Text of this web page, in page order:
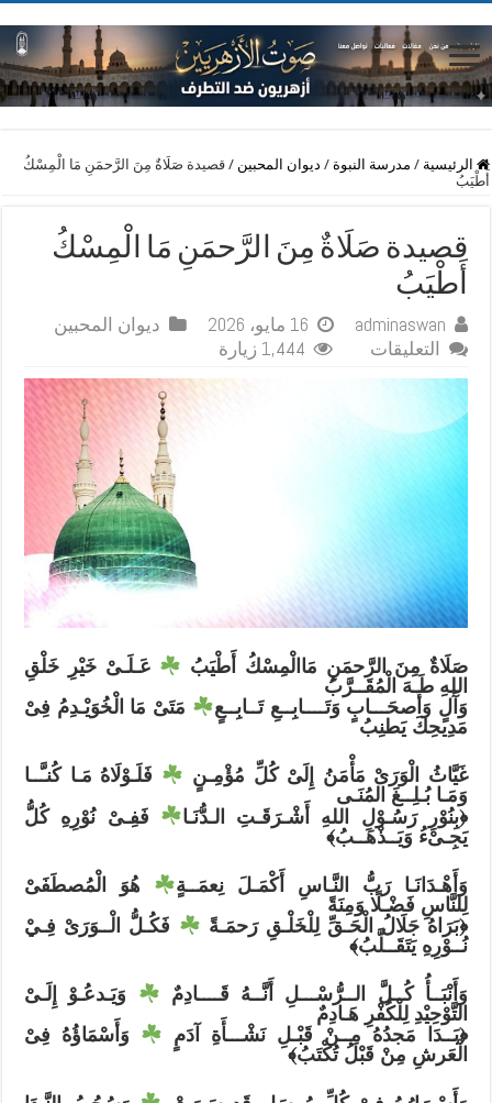
الرئيسية / مدرسة النبوة / ديوان المحبين / قصيدة صَلَاةٌ مِنَ الرَّحمَنِ مَا الْمِسْكُ
أَطْيَبُ
قصيدة صَلَاةٌ مِنَ الرَّحمَنِ مَا الْمِسْكُ
أَطْيَبُ
adminaswan 16 مايو، 2026
ديوان المحبين
التعليقات
1,444 زيارة
صَلَاةٌ مِنَ الرَّحمَنِ مَاالْمِسْكُ أَطْيَبُ ⁦
⁩ عَـلَـىْ خَيْرِ خَلْقِ
اللهِ طَـهَ الْمُقَــرَّبُ
وَآَلٍ وَأَصحَـــابٍ وَتَــــابِــعِ تَــابِــعٍ⁦
⁩ مَتَىْ مَا الْخُوَيْـدِمُ فِىْ
مَدِيحِكَ يَطنِبُ
غَيَّاثُ الْوَرَىْ مَأْمَنُ إِلَىْ كُلِّ مُؤْمِـنٍ ⁦
⁩ فَلَـوْلَاهُ مَـا كُنـَّــا
وَمَـا بُـلِــغَ المُنَـى
﴿بِنُوْرِ رَسُـوْلِ اللهِ أَشْـرَقَـتِ الـدُّنَـا⁦
⁩ فَفِـىْ نُوْرِهِ كُلُّ
يَجِـىْءُ وَيَــذْهَــبُ﴾
وَأَهْـدَانَـا رَبُّ النَّـاسِ أَكْمَـلَ نِعمَــةٍ⁦
⁩ هُوَ الْمُصطَفَىْ
لِلنَّاسِ فَضْـلًا وَمِنَةً
﴿بَرَاهُ جَلَالُ الْحَـقِّ لِلْخَلْـقِ رَحمَـةً ⁦
⁩ فَكُـلُّ الْــوَرَىْ فِـيْ
نُــوْرِهِ يَتَقَــلَّبُ﴾
وَأَنْبَــأُ كُــلَّ الــرُّسْـــلِ أَنَّــهُ قَــــادِمٌ ⁦
⁩ وَيَـدعُـوْ إِلَـىْ
التَّوْحِيْدِ لِلْكُفْرِ هَـادِمٌ
﴿بَــدَا مَجدُهُ مِــنْ قَبْـلِ نَشْـــأَةِ آدَمٍ ⁦
⁩ وَأَسْمَاؤُهُ فِىْ
الْعَرشِ مِنْ قَبْلُ تُكْتَبُ﴾